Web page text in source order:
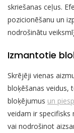
skriešanas ceļus.
pozicionēšanu un
nodrošinātu
Izmantotie
Skrējēji vienas
bloķēšanas veidus,
bloķējumus un
veidam ir specifisks
vai nodrošinot